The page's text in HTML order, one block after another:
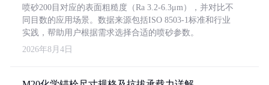
喷砂200目对应的表面粗糙度（Ra 3.2-6.3μm），并对比不
同目数的应用场景。数据来源包括ISO 8503-1标准和行业
实践，帮助用户根据需求选择合适的喷砂参数。
2026年8月4日